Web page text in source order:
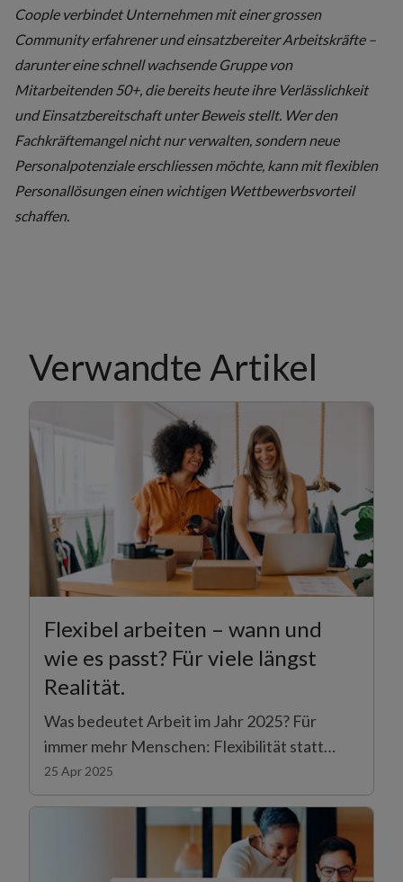
Coople verbindet Unternehmen mit einer grossen
Community erfahrener und einsatzbereiter Arbeitskräfte –
darunter eine schnell wachsende Gruppe von
Mitarbeitenden 50+, die bereits heute ihre Verlässlichkeit
und Einsatzbereitschaft unter Beweis stellt. Wer den
Fachkräftemangel nicht nur verwalten, sondern neue
Personalpotenziale erschliessen möchte, kann mitflexiblen
Personallösungeneinen wichtigen Wettbewerbsvorteil
schaffen.
Verwandte Artikel
Flexibel arbeiten – wann und
wie es passt? Für viele längst
Realität.
Was bedeutet Arbeit im Jahr 2025? Für
immer mehr Menschen: Flexibilität statt
starrer Pläne, Selbstbestimmung statt
Taktvorgabe. Besonders im Detailhandel
zeigt sich ein klarer Trend – über 80% der
flexibel, temporär Beschäftigten möchten
selbst bestimmen, wann und wie oft sie
25 Apr 2025